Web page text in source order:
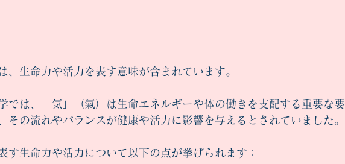
、生命力や活力を表す意味が含まれています。
では、「気」（氣）は生命エネルギーや体の働きを支配する重要な要
その流れやバランスが健康や活力に影響を与えるとされていました。
す生命力や活力について以下の点が挙げられます：